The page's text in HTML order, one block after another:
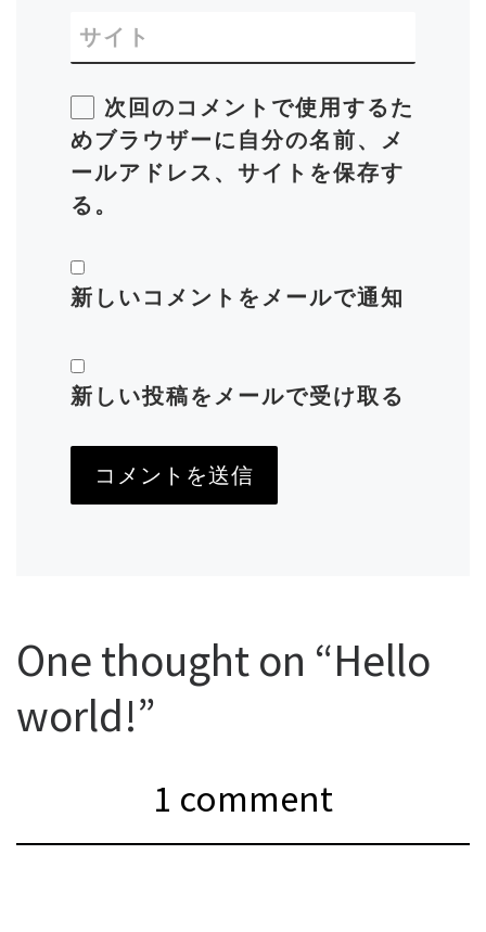
サイト
次回のコメントで使用するた
めブラウザーに自分の名前、メ
ールアドレス、サイトを保存す
る。
新しいコメントをメールで通知
新しい投稿をメールで受け取る
One thought on “Hello
world!”
1 comment